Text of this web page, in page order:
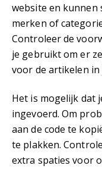
website en kunnen
merken of
Controleer de
je gebruikt om er
voor de artikelen in
Het is mogelijk dat
ingevoerd. Om
aan de code te
te plakken.
extra spaties voor